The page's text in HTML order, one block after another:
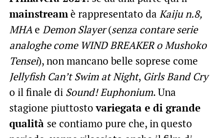
mainstreamè rappresentato da Kaiju n.8,
MHAe Demon Slayer(senza contare serie
analoghe come WIND BREAKER o Mushoko
Tensei), non mancano belle soprese come
Jellyfish Can’t Swim at Night, Girls Band Cry
o il finale diSound! Euphonium. Una
stagione piuttostovariegata e di grande
qualità se contiamo pure che, in questo